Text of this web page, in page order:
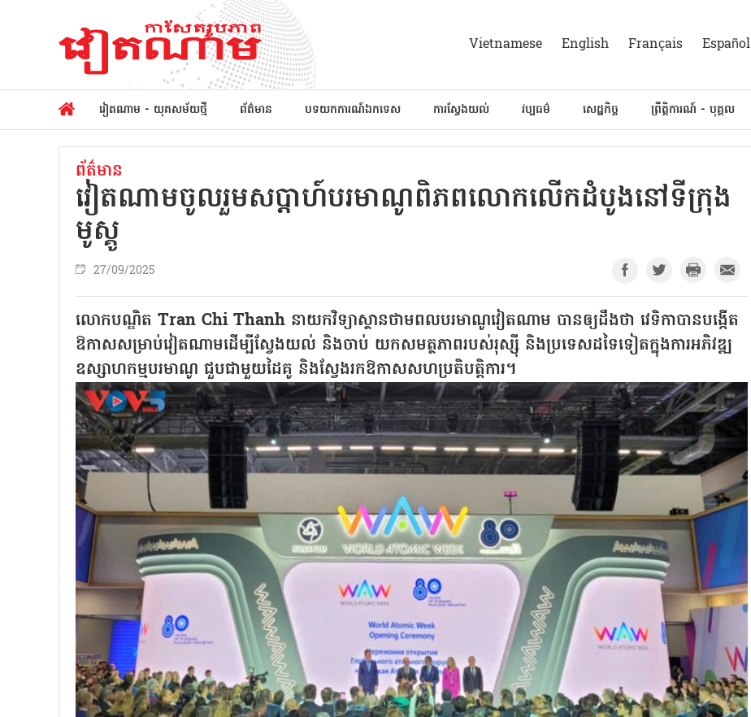
Vietnamese English Français Español
វៀតណាម - យុគសម័យថ្មី ព័ត៌មាន បទយកការណ៍ឯកទេស ការស្វែងយល់ វប្បធម៌ សេដ្ឋកិច្ច ព្រឹត្តិការណ៍ - បុគ្គល
ព័ត៌មាន
វៀតណាមចូលរួមសប្តាហ៍បរមាណូពិភពលោកលើកដំបូងនៅទីក្រុង
មូស្គូ
27/09/2025
លោកបណ្ឌិត Tran Chi Thanh នាយកវិទ្យាស្ថានថាមពលបរមាណូវៀតណាម បានឲ្យដឹងថា វេទិកាបានបង្កើត
ឱកាសសម្រាប់វៀតណាមដើម្បីស្វែងយល់ និងចាប់ យកសមត្ថភាពរបស់រុស្ស៊ី និងប្រទេសដទៃទៀតក្នុងការអភិវឌ្ឍ
ឧស្សាហកម្មបរមាណូ ជួបជាមួយដៃគូ និងស្វែងរកឱកាសសហប្រតិបត្តិការ។